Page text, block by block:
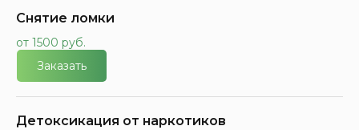
Снятие ломки
от 1500 руб.
Заказать
Детоксикация от наркотиков